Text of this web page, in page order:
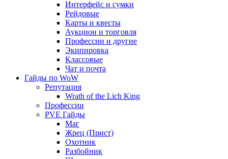
Интерфейс и сумки
Рейдовые
Карты и квесты
Аукцион и торговля
Профессии и другие
Экипировка
Классовые
Чат и почта
Гайды по WoW
Репутация
Wrath of the Lich King
Профессии
PVE Гайды
Маг
Жрец (Прист)
Охотник
Разбойник